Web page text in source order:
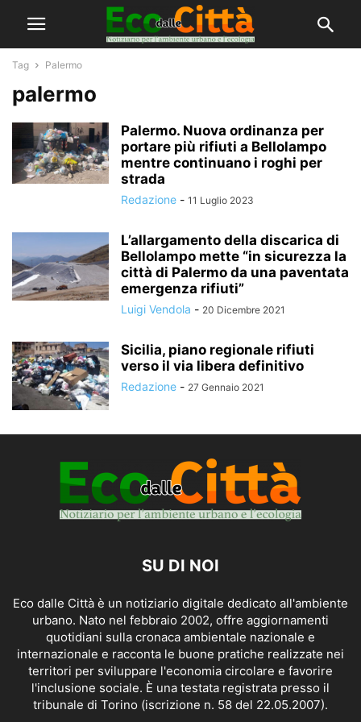
Tag Palermo
palermo
Palermo. Nuova ordinanza per
portare più rifiuti a Bellolampo
mentre continuano i roghi per
strada
Redazione - 11 Luglio 2023
L’allargamento della discarica di
Bellolampo mette “in sicurezza la
città di Palermo da una paventata
emergenza rifiuti”
Luigi Vendola - 20 Dicembre 2021
Sicilia, piano regionale rifiuti
verso il via libera definitivo
Redazione - 27 Gennaio 2021
SU DI NOI
Eco dalle Città è un notiziario digitale dedicato all'ambiente
urbano. Nato nel febbraio 2002, offre aggiornamenti
quotidiani sulla cronaca ambientale nazionale e
internazionale e racconta le buone pratiche realizzate nei
territori per sviluppare l'economia circolare e favorire
l'inclusione sociale. È una testata registrata presso il
tribunale di Torino (iscrizione n. 58 del 22.05.2007).